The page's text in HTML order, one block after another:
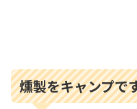
燻製をキャンプで